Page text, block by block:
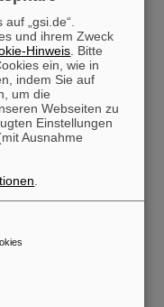
Baustelle
Foto: GSI/FAIR/L.
Cave für CBM 2020
2018 Unterirdische
J. Stadlmann,
H. Simon,
Computing
„gsi.de“.
und ihrem Zweck
Hinweis . Bitte
ein, wie in
indem Sie auf
um die
Webseiten zu
Einstellungen
Ausnahme